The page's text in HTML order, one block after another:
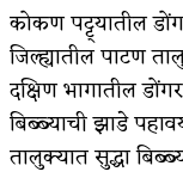
कोकण पट्ट्यातील
जिल्ह्यातील पाटण
दक्षिण भागातील
बिब्ब्याची झाडे
तालुक्यात सुद्धा